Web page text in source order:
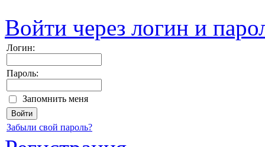
Войти через логин и
Логин:
Пароль:
Запомнить меня
Забыли свой пароль?